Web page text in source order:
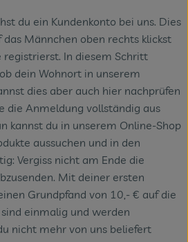
du ein Kundenkonto bei uns. Dies
Männchen oben rechts klickst
registrierst. In diesem Schritt
dein Wohnort in unserem
dies aber auch hier nachprüfen
die Anmeldung vollständig aus
kannst du in unserem Online-Shop
aussuchen und in den
Vergiss nicht am Ende die
Mit deiner ersten
Grundpfand von 10,- € auf die
einmalig und werden
nicht mehr von uns beliefert